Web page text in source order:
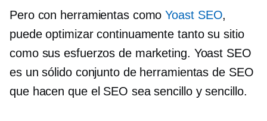
Pero con herramientas comoYoast SEO,
puede optimizar continuamente tanto su sitio
como sus esfuerzos de marketing. Yoast SEO
es un sólido conjunto de herramientas de SEO
que hacen que el SEO sea sencillo y sencillo.